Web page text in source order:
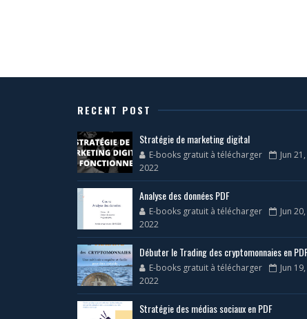
RECENT POST
Stratégie de marketing digital
E-books gratuit à télécharger
Jun 21,
2022
Analyse des données PDF
E-books gratuit à télécharger
Jun 20,
2022
Débuter le Trading des cryptomonnaies en
E-books gratuit à télécharger
Jun 19,
2022
Stratégie des médias sociaux en PDF